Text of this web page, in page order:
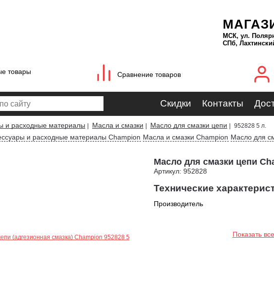
МСК, ул.
СПб,
товары Сравнение товаров
Скидки Контакты
и расходные материалы Масла и смазки Масло для смазки цепи 952828 5 л.
и расходные материалы Champion Масла и смазки Champion Масло для
Масло для смазки цепи
Артикул: 952828
Технические
Производитель
Показать